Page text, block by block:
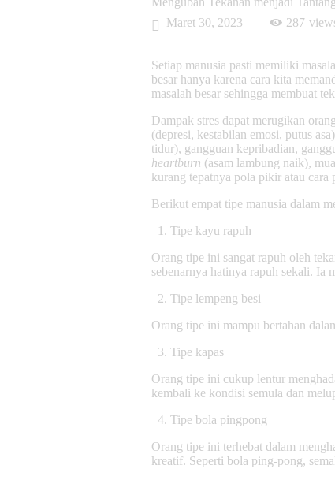
Maret 30, 2023
287
Setiap manusia pasti memiliki
besar hanya karena cara kita
masalah besar sehingga membuat
Dampak stres dapat merugikan
(depresi, kestabilan emosi, putus
tidur), gangguan kepribadian,
heartburn (asam lambung naik),
kurang tepatnya pola pikir atau cara
Berikut empat tipe manusia dalam
Tipe kayu rapuh
Orang tipe ini sangat rapuh oleh
sebenarnya hatinya rapuh sekali. Ia
Tipe lempeng besi
Orang tipe ini mampu bertahan
Tipe kapas
Orang tipe ini cukup lentur
kembali ke kondisi semula dan
Tipe bola pingpong
Orang tipe ini terhebat dalam
kreatif. Seperti bola ping-pong,